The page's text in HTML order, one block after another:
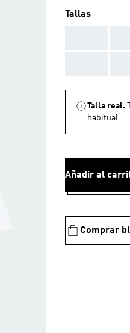
Tallas
Talla real.
habitual.
Añadir al
Comprar